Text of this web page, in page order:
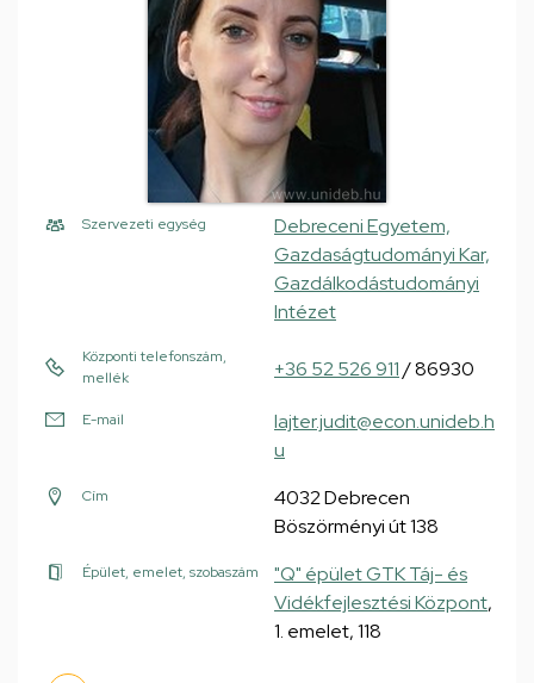
Szervezeti egység
Debreceni Egyetem,
Gazdaságtudományi Kar,
Gazdálkodástudományi
Intézet
Központi telefonszám,
mellék
+36 52 526 911/ 86930
E-mail
lajter.judit@econ.unideb.h
u
Cím
4032 Debrecen
Böszörményi út 138
Épület, emelet, szobaszám
"Q" épület GTK Táj- és
Vidékfejlesztési Központ,
1. emelet, 118